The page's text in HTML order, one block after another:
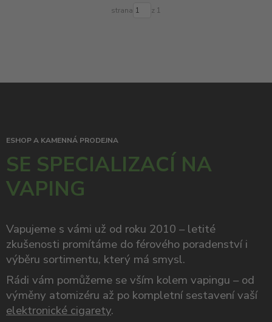
strana z 1
ESHOP A KAMENNÁ PRODEJNA
SE SPECIALIZACÍ NA
VAPING
Vapujeme s vámi už od roku 2010 – letité
zkušenosti promítáme do férového poradenství i
výběru sortimentu, který má smysl.
Rádi vám pomůžeme se vším kolem vapingu – od
výměny atomizéru až po kompletní sestavení vaší
elektronické cigarety.